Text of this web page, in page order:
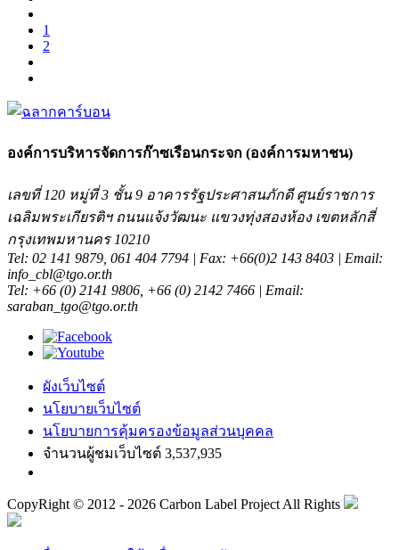
1
2
องค์การบริหารจัดการก๊าซเรือนกระจก (องค์การมหาชน)
เลขที่ 120 หมู่ที่ 3 ชั้น 9 อาคารรัฐประศาสนภักดี ศูนย์ราชการ
เฉลิมพระเกียรติฯ ถนนแจ้งวัฒนะ แขวงทุ่งสองห้อง เขตหลักสี่
กรุงเทพมหานคร 10210
Tel: 02 141 9879, 061 404 7794 | Fax: +66(0)2 143 8403 | Email:
info_cbl@tgo.or.th
Tel: +66 (0) 2141 9806, +66 (0) 2142 7466 | Email:
saraban_tgo@tgo.or.th
ผังเว็บไซต์
นโยบายเว็บไซต์
นโยบายการคุ้มครองข้อมูลส่วนบุคคล
จำนวนผู้ชมเว็บไซต์ 3,537,935
CopyRight © 2012 - 2026 Carbon Label Project All Rights